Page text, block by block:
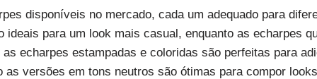
disponíveis no mercado, cada um adequado para
ideais para um look mais casual, enquanto as echarpes
echarpes estampadas e coloridas são perfeitas para
as versões em tons neutros são ótimas para compor